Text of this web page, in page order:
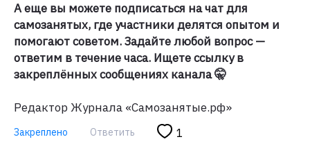
А еще вы можете подписаться на чат для
самозанятых, где участники делятся опытом и
помогают советом. Задайте любой вопрос —
ответим в течение часа. Ищете ссылку в
закреплённых сообщениях канала 🤫
Редактор Журнала «Самозанятые.рф»
Закреплено Ответить 1